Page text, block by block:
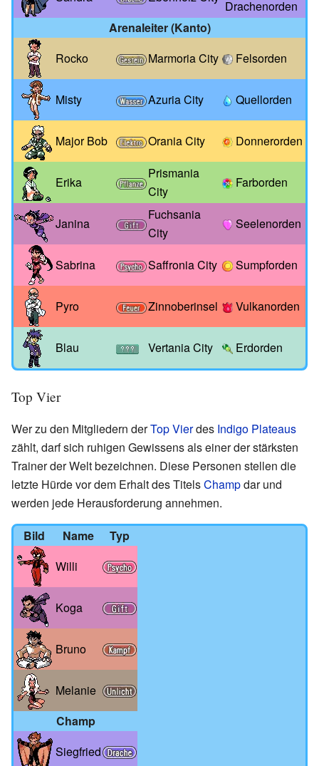
Drachenorden
Arenaleiter (Kanto)
Rocko
Marmoria City Felsorden
Misty Azuria City Quellorden
Major Bob Orania City Donnerorden
Erika
Prismania
City
Farborden
Janina
Fuchsania
City
Seelenorden
Sabrina Saffronia City Sumpforden
Pyro Zinnoberinsel Vulkanorden
Blau Vertania City Erdorden
Top Vier
Wer zu den Mitgliedern derTop Vierdes Indigo Plateaus
zählt, darf sich ruhigen Gewissens als einer der stärksten
Trainer der Welt bezeichnen. Diese Personen stellen die
letzte Hürde vor dem Erhalt des TitelsChampdar und
werden jede Herausforderung annehmen.
Bild
Name
Typ
Willi
Koga
Bruno
Melanie
Champ
Siegfried